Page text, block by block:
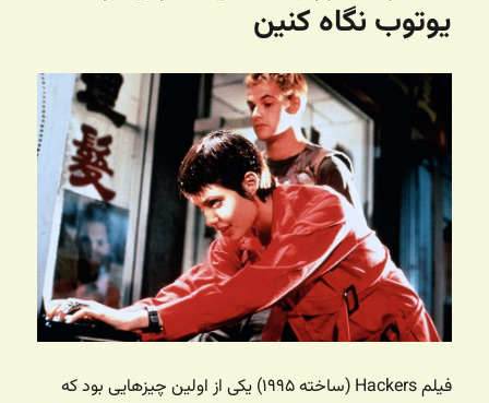
یوتوب نگاه کنین
فیلم Hackers (ساخته ۱۹۹۵) یکی از اولین چیزهایی بود که